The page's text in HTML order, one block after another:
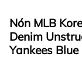
Nón MLB
Denim
Yankees Blue